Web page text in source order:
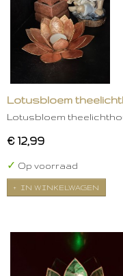
Lotusbloem
Lotusbloem
€ 12,99
✓ Op voorraad
IN WINKELWAGEN